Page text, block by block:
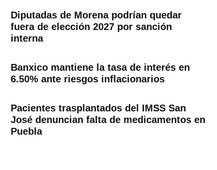
Diputadas de Morena podrían quedar
fuera de elección 2027 por sanción
interna
Banxico mantiene la tasa de interés en
6.50% ante riesgos inflacionarios
Pacientes trasplantados del IMSS San
José denuncian falta de medicamentos en
Puebla